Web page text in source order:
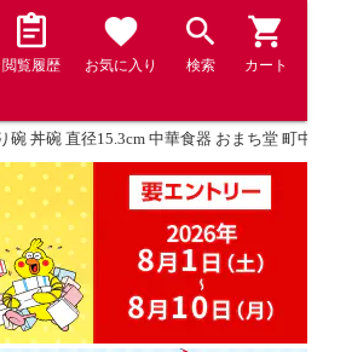
閲覧履歴 お気に入り 検索 カート
碗 丼碗 直径15.3cm 中華食器 おまち堂 町中華